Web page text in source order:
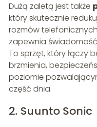
Dużą zaletą jest także
który skutecznie
rozmów
zapewnia
To sprzęt, który łączy
brzmienia,
poziomie
część dnia.
2. Suunto Sonic